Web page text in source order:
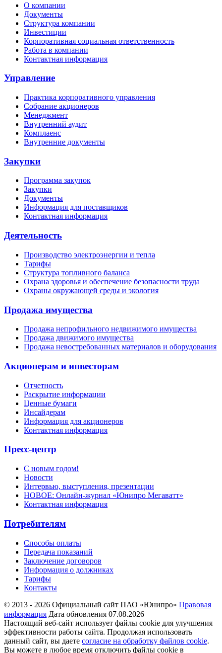
О компании
Документы
Структура компании
Инвестиции
Корпоративная социальная ответственность
Работа в компании
Контактная информация
Управление
Практика корпоративного управления
Собрание акционеров
Менеджмент
Внутренний аудит
Комплаенс
Внутренние документы
Закупки
Программа закупок
Закупки
Документы
Информация для поставщиков
Контактная информация
Деятельность
Производство электроэнергии и тепла
Тарифы
Структура топливного баланса
Охрана здоровья и обеспечение безопасности труда
Охраны окружающей среды и экология
Продажа имущества
Продажа непрофильного недвижимого имущества
Продажа движимого имущества
Продажа невостребованных материалов и оборудования
Акционерам и инвесторам
Отчетность
Раскрытие информации
Ценные бумаги
Инсайдерам
Информация для акционеров
Контактная информация
Пресс-центр
С новым годом!
Новости
Интервью, выступления, презентации
НОВОЕ: Онлайн-журнал «Юнипро Мегаватт»
Контактная информация
Потребителям
Способы оплаты
Передача показаний
Заключение договоров
Информация о должниках
Тарифы
Контакты
© 2013 - 2026 Официальный сайт ПАО «Юнипро» Правовая
информация Дата обновления 07.08.2026
Настоящий веб-сайт использует файлы cookie для улучшения
эффективности работы сайта. Продолжая использовать
данный сайт, вы даете согласие на обработку файлов cookie.
Вы можете в любое время отключить файлы cookie в